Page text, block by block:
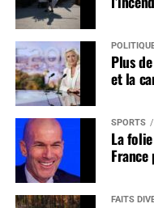
Plus
et la
SPORTS
La
FAITS